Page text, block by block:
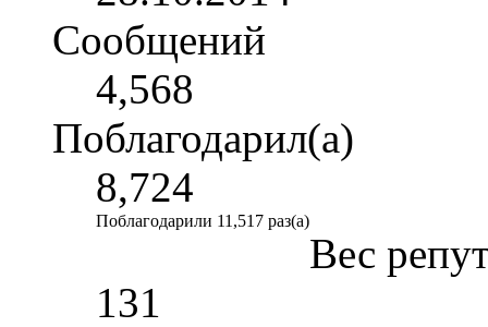
Сообщений
4,568
Поблагодарил(а)
8,724
Поблагодарили 11,517 раз(а)
Вес
131